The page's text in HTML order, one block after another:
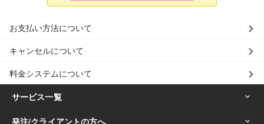
お支払い方法について
キャンセルについて
料金システムについて